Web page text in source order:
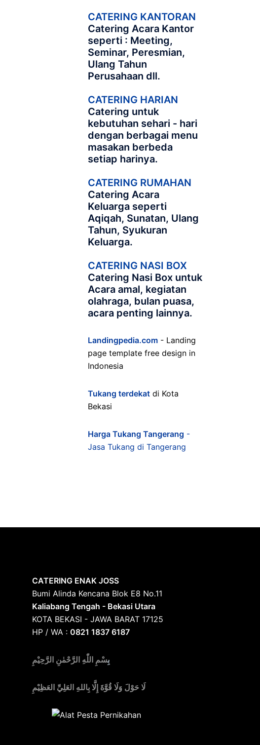
CATERING KANTORAN
Catering Acara Kantor
seperti : Meeting,
Seminar, Peresmian,
Ulang Tahun
Perusahaan dll.
CATERING HARIAN
Catering untuk
kebutuhan sehari - hari
dengan berbagai menu
masakan berbeda
setiap harinya.
CATERING RUMAHAN
Catering Acara
Keluarga seperti
Aqiqah, Sunatan, Ulang
Tahun, Syukuran
Keluarga.
CATERING NASI BOX
Catering Nasi Box untuk
Acara amal, kegiatan
olahraga, bulan puasa,
acara penting lainnya.
Landingpedia.com - Landing
page template free design in
Indonesia
Tukang terdekatdi Kota
Bekasi
Harga Tukang Tangerang -
Jasa Tukang di Tangerang
CATERING ENAK JOSS
Bumi Alinda Kencana Blok E8 No.11
Kaliabang Tengah - Bekasi Utara
KOTA BEKASI - JAWA BARAT 17125
HP / WA : 0821 1837 6187
بِسْمِ اللّٰهِ الرَّحْمٰنِ الرَّحِيْمِ
لَا حَوْلَ وَلَا قُوَّةَ إِلَّا بِاللهِ العَلِيِّ العَظِيْمِ